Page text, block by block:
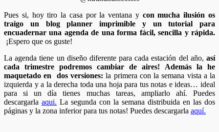
Pues si, hoy tiro la casa por la ventana y con mucha ilusión os
traigo un blog planner imprimible y un tutorial para
encuadernar una agenda de una forma fácil, sencilla y rápida.
¡Espero que os guste!
La agenda tiene un diseño diferente para cada estación del año, así
cada trimestre podremos cambiar de aires!
Además la he
maquetado en dos versiones: la primera con la semana vista a la
izquierda y a la derecha toda una hoja para tus notas e ideas… ideal
para si un día tienes muchas tareas, ampliarlo ahí. Puedes
descargarla aqui. La segunda con la semana distribuida en las dos
páginas y la zona inferior para tus notas! Puedes descargarla aquí.